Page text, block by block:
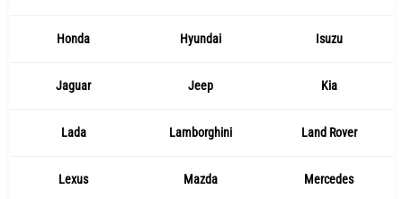
Honda Hyundai Isuzu
Jaguar Jeep Kia
Lada Lamborghini Land Rover
Lexus Mazda Mercedes